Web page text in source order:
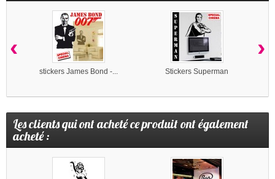
stickers James Bond -... Stickers Superman
‹ ›
Les clients qui ont acheté ce produit ont également
acheté :